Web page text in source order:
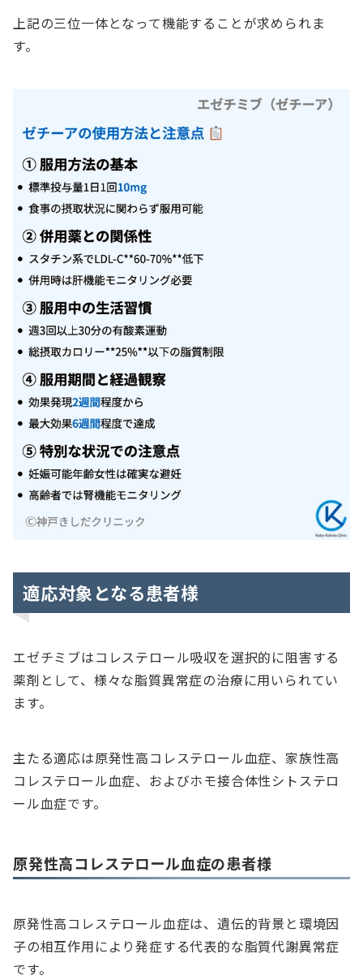
上記の三位一体となって機能することが求められま
す。
適応対象となる患者様
エゼチミブはコレステロール吸収を選択的に阻害する
薬剤として、様々な脂質異常症の治療に用いられてい
ます。
主たる適応は原発性高コレステロール血症、家族性高
コレステロール血症、およびホモ接合体性シトステロ
ール血症です。
原発性高コレステロール血症の患者様
原発性高コレステロール血症は、遺伝的背景と環境因
子の相互作用により発症する代表的な脂質代謝異常症
です。